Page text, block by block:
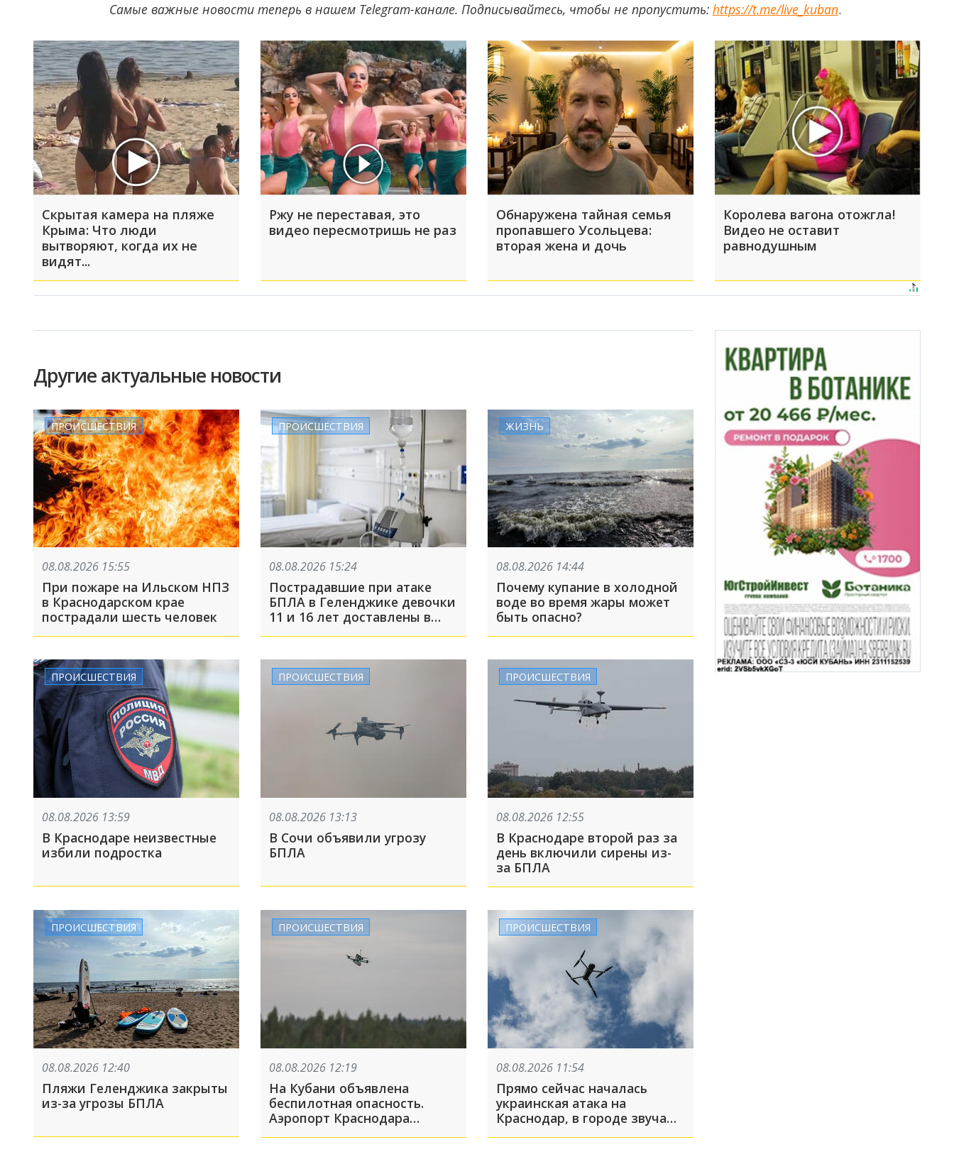
Самые важные новости теперь в нашем Telegram-канале. Подписывайтесь, чтобы не пропустить: https://t.me/live_kuban.
Скрытая камера на пляже
Крыма: Что люди
вытворяют, когда их не
видят...
Ржу не переставая, это
видео пересмотришь не раз
Обнаружена тайная семья
пропавшего Усольцева:
вторая жена и дочь
Королева вагона отожгла!
Видео не оставит
равнодушным
Другие актуальные новости
ПРОИСШЕСТВИЯ
08.08.2026 15:55
При пожаре на Ильском НПЗ
в Краснодарском крае
пострадали шесть человек
ПРОИСШЕСТВИЯ
08.08.2026 15:24
Пострадавшие при атаке
БПЛА в Геленджике девочки
11 и 16 лет доставлены в
московскую больницу
ЖИЗНЬ
08.08.2026 14:44
Почему купание в холодной
воде во время жары может
быть опасно?
ПРОИСШЕСТВИЯ
08.08.2026 13:59
В Краснодаре неизвестные
избили подростка
ПРОИСШЕСТВИЯ
08.08.2026 13:13
В Сочи объявили угрозу
БПЛА
ПРОИСШЕСТВИЯ
08.08.2026 12:55
В Краснодаре второй раз за
день включили сирены из-
за БПЛА
ПРОИСШЕСТВИЯ
08.08.2026 12:40
Пляжи Геленджика закрыты
из-за угрозы БПЛА
ПРОИСШЕСТВИЯ
08.08.2026 12:19
На Кубани объявлена
беспилотная опасность.
Аэропорт Краснодара
закрыт на прием и выпуск
ПРОИСШЕСТВИЯ
08.08.2026 11:54
Прямо сейчас началась
украинская атака на
Краснодар, в городе звучали
сирены